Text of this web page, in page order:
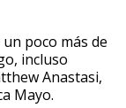
poco más de
incluso
Anastasi,
Mayo.